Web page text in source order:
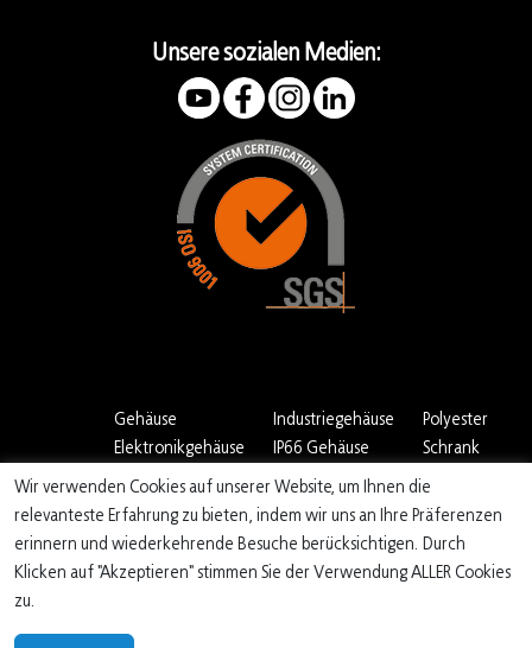
Unsere sozialen Medien:
Gehäuse
Elektronikgehäuse
Universal-gehäuse
elektronik
Industriegehäuse
IP66 Gehäuse
IP65 Gehäuse
Industrie
schalteschrank
Polyester
Schrank
Wir verwenden Cookies auf unserer Website, um Ihnen die
relevanteste Erfahrung zu bieten, indem wir uns an Ihre Präferenzen
erinnern und wiederkehrende Besuche berücksichtigen. Durch
Klicken auf "Akzeptieren" stimmen Sie der Verwendung ALLER Cookies
zu.